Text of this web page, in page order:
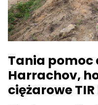
Tania pomoc
Harrachov,
ciężarowe